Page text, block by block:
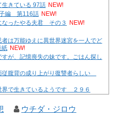
生きている 97話 NEW!
編 第116話 NEW!
なったやる夫君 その３
NEW!
は万能ゆえに異世界迷宮を一人でど
紙 NEW!
が、記憶喪失の妹です。ごはん探し
従腹背の成り上がり復讐者らしい
界で生きているようです ２９６
のクソたぬき～ あとがき
ウチダ・ジロウ